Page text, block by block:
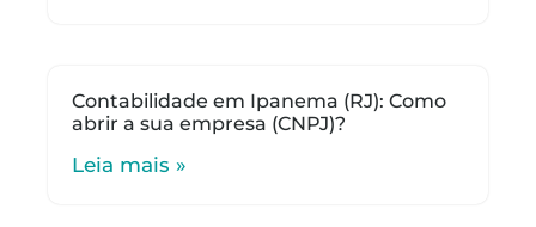
Contabilidade em Ipanema (RJ): Como
abrir a sua empresa (CNPJ)?
Leia mais »